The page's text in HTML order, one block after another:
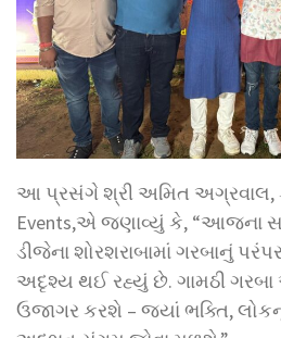
આ પ્રસંગે શ્રી અમિત અગ્રવાલ,
Events,એ જણાવ્યું કે, “આજના
ડીજેના શોરશરાબામાં ગરબાનું
અદૃશ્ય થઈ રહ્યું છે. ગામઠી
ઉજાગર કરશે – જ્યાં ભક્તિ,